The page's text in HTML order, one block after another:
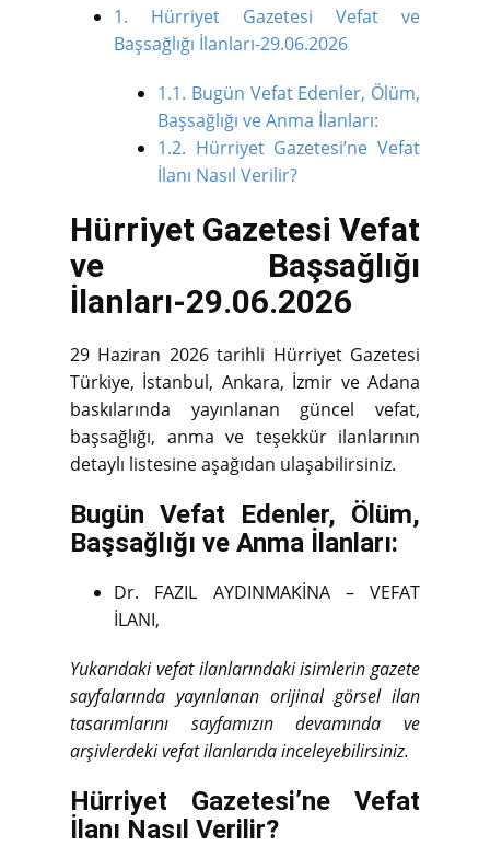
1. Hürriyet Gazetesi Vefat ve
Başsağlığı İlanları-29.06.2026
1.1. Bugün Vefat Edenler, Ölüm,
Başsağlığı ve Anma İlanları:
1.2. Hürriyet Gazetesi’ne Vefat
İlanı Nasıl Verilir?
Hürriyet Gazetesi Vefat
ve Başsağlığı
İlanları-29.06.2026
29 Haziran 2026 tarihli Hürriyet Gazetesi
Türkiye, İstanbul, Ankara, İzmir ve Adana
baskılarında yayınlanan güncel vefat,
başsağlığı, anma ve teşekkür ilanlarının
detaylı listesine aşağıdan ulaşabilirsiniz.
Bugün Vefat Edenler, Ölüm,
Başsağlığı ve Anma İlanları:
Dr. FAZIL AYDINMAKİNA – VEFAT
İLANI,
Yukarıdaki vefat ilanlarındaki isimlerin gazete
sayfalarında yayınlanan orijinal görsel ilan
tasarımlarını sayfamızın devamında ve
arşivlerdeki vefat ilanlarıda inceleyebilirsiniz.
Hürriyet Gazetesi’ne Vefat
İlanı Nasıl Verilir?